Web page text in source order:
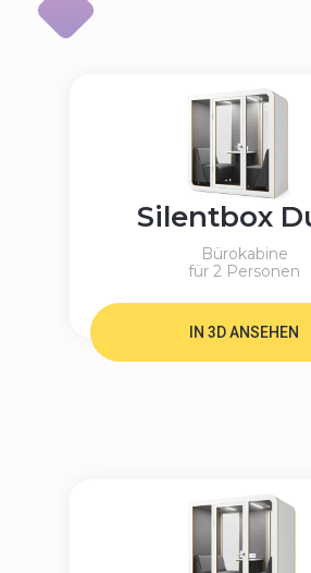
IN 3D ANSEHEN
Silentbox
Bürokabine
für 2 Personen